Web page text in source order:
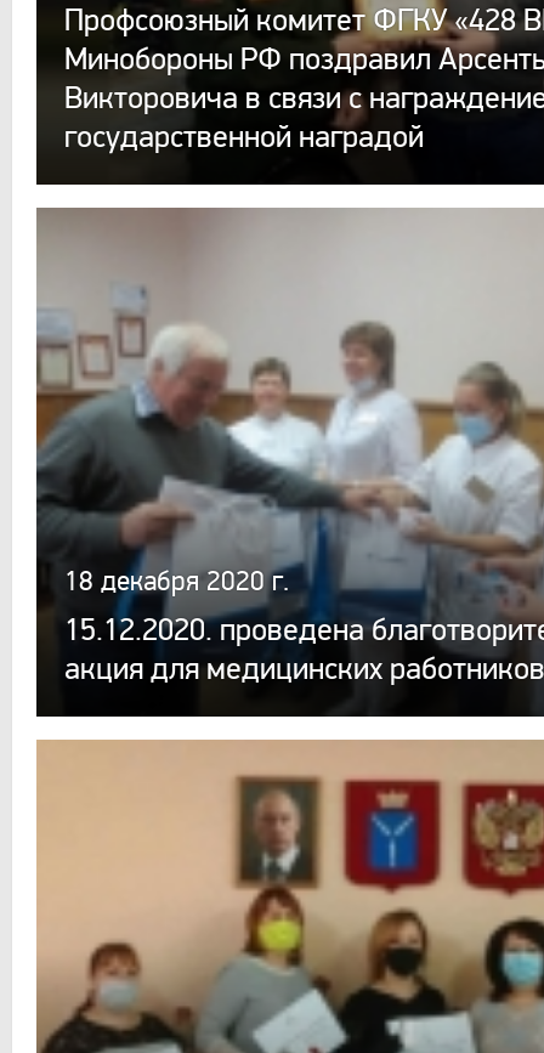
Профсоюзный комитет ФГКУ «428
Минобороны РФ поздравил
Викторовича в связи с
государственной наградой
18 декабря 2020 г.
15.12.2020. проведена
акция для медицинских работников